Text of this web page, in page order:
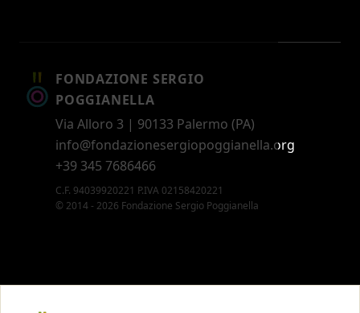
FONDAZIONE SERGIO
POGGIANELLA
Via Alloro 3 | 90133 Palermo (PA)
info@fondazionesergiopoggianella.org
+39 345 7686466
C.F. 94039920221 P.IVA 02158420221
© 2014 - 2026 Fondazione Sergio Poggianella